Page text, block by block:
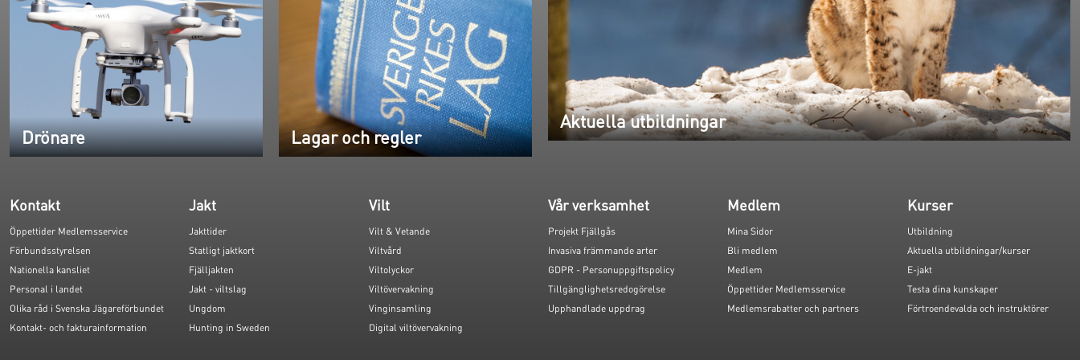
Aktuella utbildningar
Drönare Lagar och regler
Kontakt
Öppettider Medlemsservice
Förbundsstyrelsen
Nationella kansliet
Personal i landet
Olika råd i Svenska Jägareförbundet
Kontakt- och fakturainformation
Jakt
Jakttider
Statligt jaktkort
Fjälljakten
Jakt - viltslag
Ungdom
Hunting in Sweden
Vilt
Vilt & Vetande
Viltvård
Viltolyckor
Viltövervakning
Vinginsamling
Digital viltövervakning
Vår verksamhet
Projekt Fjällgås
Invasiva främmande arter
GDPR - Personuppgiftspolicy
Tillgänglighetsredogörelse
Upphandlade uppdrag
Medlem
Mina Sidor
Bli medlem
Medlem
Öppettider Medlemsservice
Medlemsrabatter och partners
Kurser
Utbildning
Aktuella utbildningar/kurser
E-jakt
Testa dina kunskaper
Förtroendevalda och instruktörer